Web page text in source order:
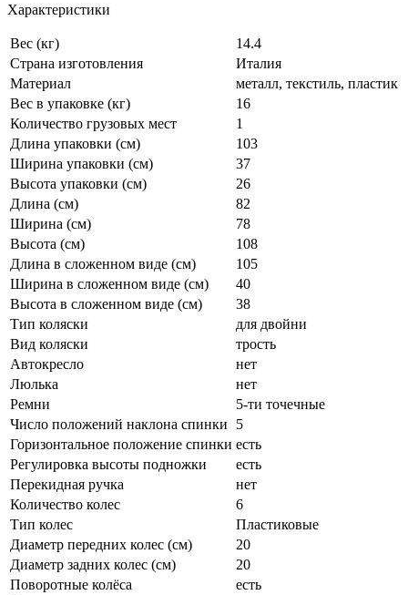
Характеристики
Вес (кг)
14.4
Страна изготовления
Италия
Материал
металл, текстиль, пластик
Вес в упаковке (кг)
16
Количество грузовых мест
1
Длина упаковки (см)
103
Ширина упаковки (см)
37
Высота упаковки (см)
26
Длина (см)
82
Ширина (см)
78
Высота (см)
108
Длина в сложенном виде (см)
105
Ширина в сложенном виде (см)
40
Высота в сложенном виде (см)
38
Тип коляски
для двойни
Вид коляски
трость
Автокресло
нет
Люлька
нет
Ремни
5-ти точечные
Число положений наклона спинки
5
Горизонтальное положение спинки есть
Регулировка высоты подножки
есть
Перекидная ручка
нет
Количество колес
6
Тип колес
Пластиковые
Диаметр передних колес (см)
20
Диаметр задних колес (см)
20
Поворотные колёса
есть